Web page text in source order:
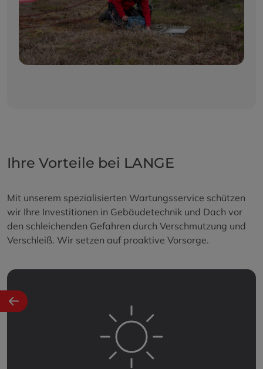
Ihre Vorteile bei LANGE
Mit unserem spezialisierten Wartungsservice schützen
wir Ihre Investitionen in Gebäudetechnik und Dach vor
den schleichenden Gefahren durch Verschmutzung und
Verschleiß. Wir setzen auf proaktive Vorsorge.